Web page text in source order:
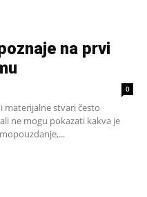
na prvi
0
materijalne stvari često
ne mogu pokazati kakva je